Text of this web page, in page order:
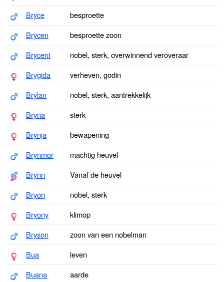
Bryce
besproette
Brycen
besproette zoon
Brycent
nobel, sterk, overwinnend veroveraar
Brygida
verheven, godin
Brylan
nobel, sterk, aantrekkelijk
Bryna
sterk
Brynja
bewapening
Brynmor
machtig heuvel
Brynn
Vanaf de heuvel
Bryon
nobel, sterk
Bryony
klimop
Bryson
zoon van een nobelman
Bua
leven
Buana
aarde